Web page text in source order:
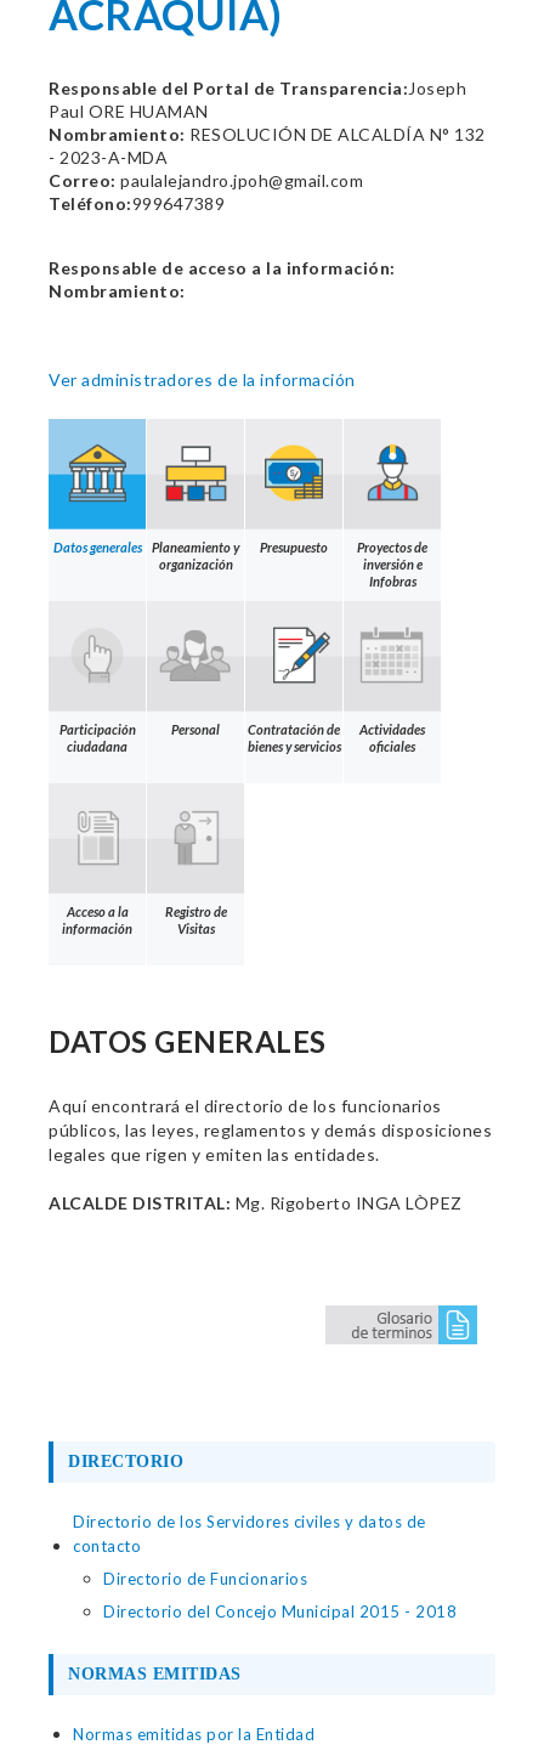
ACRAQUIA)
Responsable del Portal de Transparencia: Joseph
Paul ORE HUAMAN
Nombramiento: RESOLUCIÓN DE ALCALDÍA N° 132
- 2023-A-MDA
Correo: paulalejandro.jpoh@gmail.com
Teléfono:999647389
Responsable de acceso a la información:
Nombramiento:
Ver administradores de la información
Datos generales
Planeamiento y
organización
Presupuesto
Proyectos de
inversión e
Infobras
Participación
ciudadana
Personal
Contratación de
bienes y servicios
Actividades
oficiales
Acceso a la
información
Registro de
Visitas
DATOS GENERALES
Aquí encontrará el directorio de los funcionarios
públicos, las leyes, reglamentos y demás disposiciones
legales que rigen y emiten las entidades.
ALCALDE DISTRITAL: Mg. Rigoberto INGA LÒPEZ
DIRECTORIO
Directorio de los Servidores civiles y datos de
contacto
Directorio de Funcionarios
Directorio del Concejo Municipal 2015 - 2018
NORMAS EMITIDAS
Normas emitidas por la Entidad